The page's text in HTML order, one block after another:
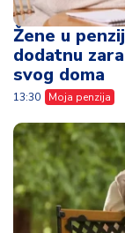
Žene u
dodatnu
svog doma
13:30 Moja penzija